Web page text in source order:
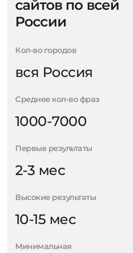
сайтов по всей
России
Кол-во городов
вся Россия
Среднее кол-во фраз
1000-7000
Первые результаты
2-3 мес
Высокие результаты
10-15 мес
Минимальная